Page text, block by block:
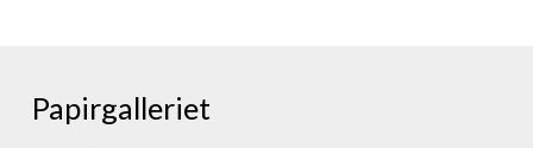
Papirgalleriet